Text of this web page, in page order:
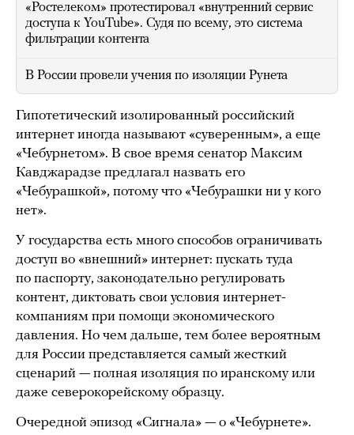
«Ростелеком» протестировал «внутренний сервис
доступа к YouTube». Судя по всему, это система
фильтрации контента
В России провели учения по изоляции Рунета
Гипотетический изолированный российский
интернет иногда называют «суверенным», а еще
«Чебурнетом». В свое время сенатор Максим
Кавджарадзе предлагал назвать его
«Чебурашкой», потому что «Чебурашки ни у кого
нет».
У государства есть много способов ограничивать
доступ во «внешний» интернет: пускать туда
по паспорту, законодательно регулировать
контент, диктовать свои условия интернет-
компаниям при помощи экономического
давления. Но чем дальше, тем более вероятным
для России представляется самый жесткий
сценарий — полная изоляция по иранскому или
даже северокорейскому образцу.
Очередной эпизод «Сигнала» — о «Чебурнете».